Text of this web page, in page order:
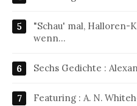
"Schau' mal, Halloren-
wenn…
Sechs Gedichte :
Featuring : A. N.